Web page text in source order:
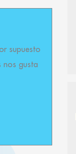
supuesto
nos gusta